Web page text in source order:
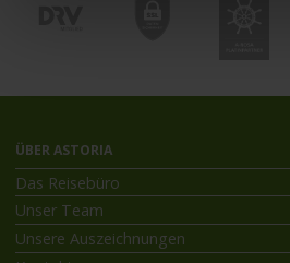
ÜBER ASTORIA
Das Reisebüro
Unser Team
Unsere Auszeichnungen